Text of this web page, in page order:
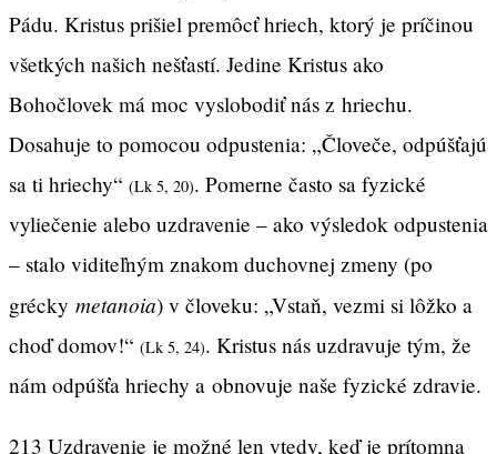
Pádu. Kristus prišiel premôcť hriech, ktorý je príčinou
všetkých našich nešťastí. Jedine Kristus ako
Bohočlovek má moc vyslobodiť nás z hriechu.
Dosahuje to pomocou odpustenia: „Človeče, odpúšťajú
sa ti hriechy“ (Lk 5, 20). Pomerne často sa fyzické
vyliečenie alebo uzdravenie – ako výsledok odpustenia
– stalo viditeľným znakom duchovnej zmeny (po
grécky metanoia) v človeku: „Vstaň, vezmi si lôžko a
choď domov!“ (Lk 5, 24). Kristus nás uzdravuje tým, že
nám odpúšťa hriechy a obnovuje naše fyzické zdravie.
213 Uzdravenie je možné len vtedy, keď je prítomna